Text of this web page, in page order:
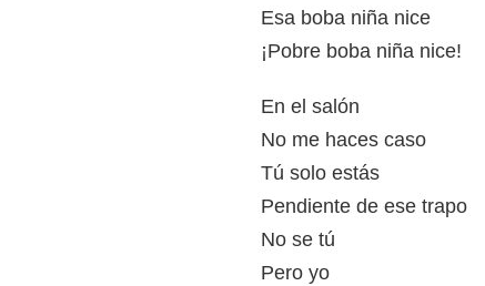
Esa boba niña nice
¡Pobre boba niña nice!
En el salón
No me haces caso
Tú solo estás
Pendiente de ese trapo
No se tú
Pero yo